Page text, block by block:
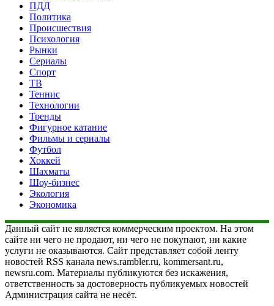
ПДД
Политика
Происшествия
Психология
Рынки
Сериалы
Спорт
ТВ
Теннис
Технологии
Тренды
Фигурное катание
Фильмы и сериалы
Футбол
Хоккей
Шахматы
Шоу-бизнес
Экология
Экономика
Данный сайт не является коммерческим проектом. На этом
сайте ни чего не продают, ни чего не покупают, ни какие
услуги не оказываются. Сайт представляет собой ленту
новостей RSS канала news.rambler.ru, kommersant.ru,
newsru.com. Материалы публикуются без искажения,
ответственность за достоверность публикуемых новостей
Администрация сайта не несёт.